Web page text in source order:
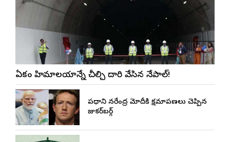
ఏకంగా హిమాలయాన్నే చీల్చి దారి వేసిన నేపాల్!
ప్రధాని నరేంద్ర మోదీకి క్షమాపణలు చెప్పిన
జుకర్‌బర్గ్